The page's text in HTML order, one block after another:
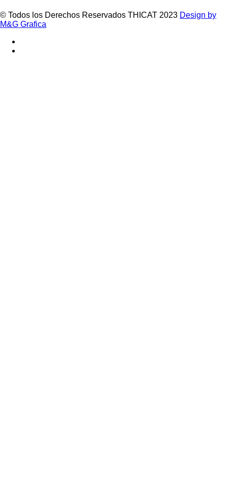
© Todos los Derechos Reservados THICAT 2023 Design by
M&G Grafica